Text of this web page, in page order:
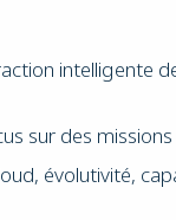
intelligente
sur des
évolutivité,